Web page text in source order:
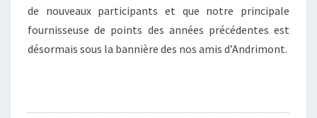
de nouveaux participants et que notre principale
fournisseuse de points des années précédentes est
désormais sous la bannière des nos amis d’Andrimont.